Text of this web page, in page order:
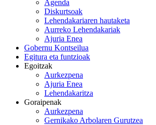
Agenda
Diskurtsoak
Lehendakariaren hautaketa
Aurreko Lehendakariak
Ajuria Enea
Gobernu Kontseilua
Egitura eta funtzioak
Egoitzak
Aurkezpena
Ajuria Enea
Lehendakaritza
Goraipenak
Aurkezpena
Gernikako Arbolaren Gurutzea